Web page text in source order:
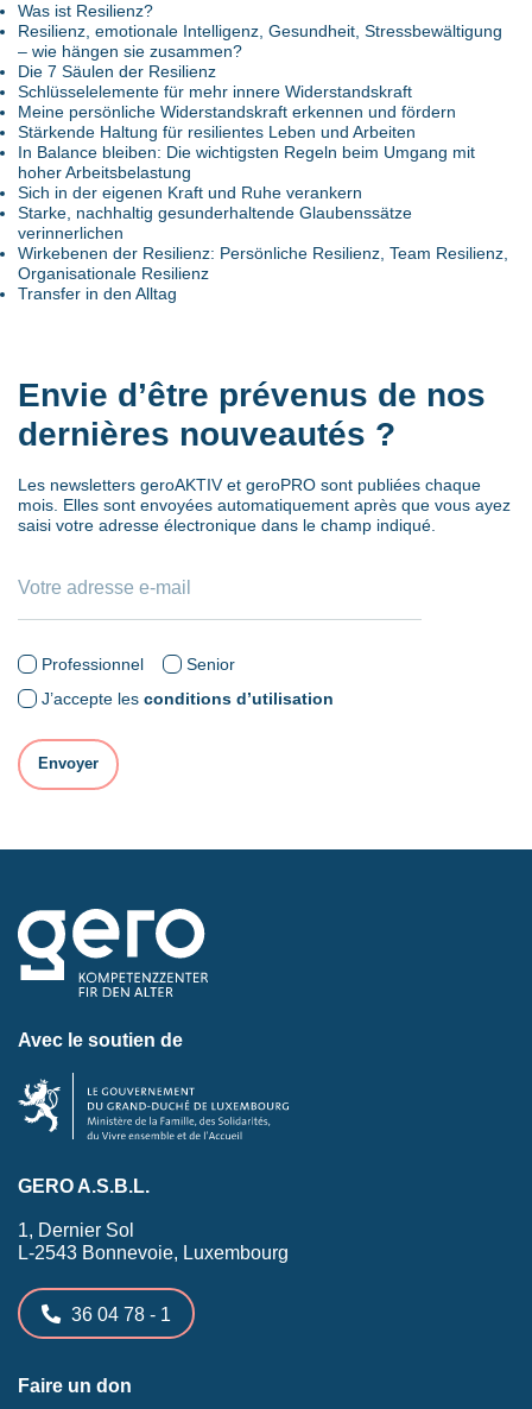
Was ist Resilienz?
Resilienz, emotionale Intelligenz, Gesundheit, Stressbewältigung
– wie hängen sie zusammen?
Die 7 Säulen der Resilienz
Schlüsselelemente für mehr innere Widerstandskraft
Meine persönliche Widerstandskraft erkennen und fördern
Stärkende Haltung für resilientes Leben und Arbeiten
In Balance bleiben: Die wichtigsten Regeln beim Umgang mit
hoher Arbeitsbelastung
Sich in der eigenen Kraft und Ruhe verankern
Starke, nachhaltig gesunderhaltende Glaubenssätze
verinnerlichen
Wirkebenen der Resilienz: Persönliche Resilienz, Team Resilienz,
Organisationale Resilienz
Transfer in den Alltag
Envie d’être prévenus de nos
dernières nouveautés ?
Les newsletters geroAKTIV et geroPRO sont publiées chaque
mois. Elles sont envoyées automatiquement après que vous ayez
saisi votre adresse électronique dans le champ indiqué.
Professionnel
Senior
J’accepte les conditions d’utilisation
Avec le soutien de
GERO A.S.B.L.
1, Dernier Sol
L-2543 Bonnevoie, Luxembourg
36 04 78 - 1
Faire un don